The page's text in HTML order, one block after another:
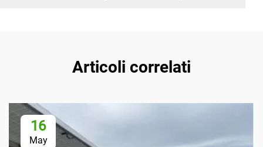
Articoli correlati
16
May